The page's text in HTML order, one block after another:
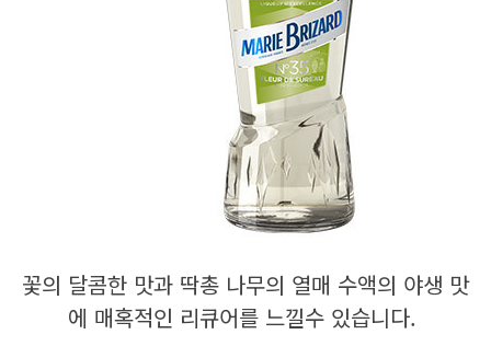
꽃의 달콤한 맛과 딱총 나무의 열매 수액의 야생 맛
에 매혹적인 리큐어를 느낄수 있습니다.